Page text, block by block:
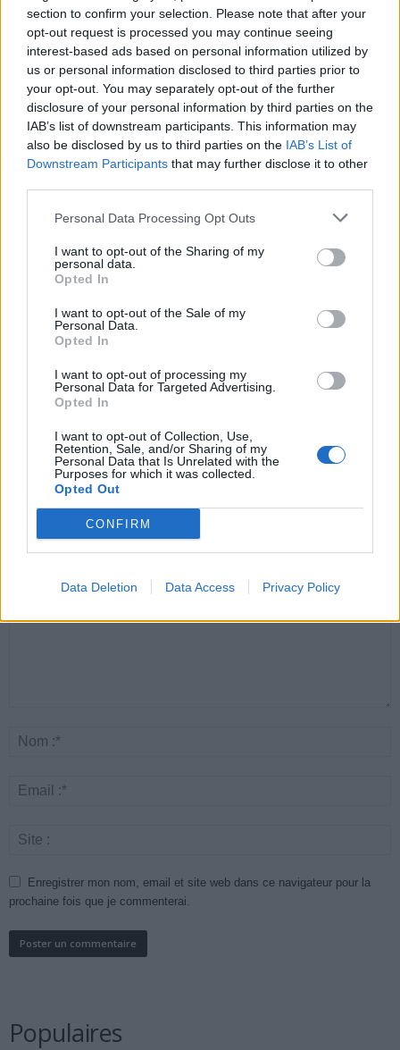
section to confirm your selection. Please note that after your
opt-out request is processed you may continue seeing
interest-based ads based on personal information utilized by
us or personal information disclosed to third parties prior to
your opt-out. You may separately opt-out of the further
disclosure of your personal information by third parties on the
IAB’s list of downstream participants. This information may
also be disclosed by us to third parties on the IAB’s List of
Downstream Participants that may further disclose it to other
Personal Data Processing Opt Outs
I want to opt-out of the Sharing of my
personal data.
Opted In
I want to opt-out of the Sale of my
Personal Data.
Opted In
I want to opt-out of processing my
Personal Data for Targeted Advertising.
Opted In
I want to opt-out of Collection, Use,
Retention, Sale, and/or Sharing of my
Personal Data that Is Unrelated with the
Purposes for which it was collected.
Opted Out
CONFIRM
Data Deletion Data Access Privacy Policy
Article précédent
Une pilule miracle anti-âge
découverte par des
chercheurs
Article suivant
Maxilase bientôt retiré du
marché : ce que vous
devez savoir
news
essentiels des
cardiologues pour
éviter le danger
attention à la pénurie de
lunettes de sécurité
combattre le cancer
buccal
LAISSER UN COMMENTAIRE
Enregistrer mon nom, email et site web dans ce navigateur pour la
prochaine fois que je commenterai.
Populaires